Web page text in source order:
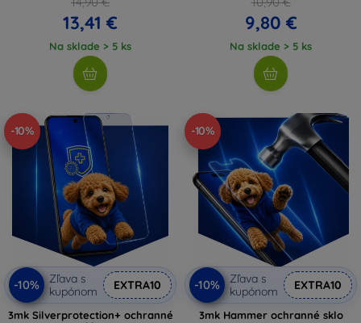
13,41 €
Na sklade > 5 ks
9,80 €
Na sklade > 5 ks
-10%
-10%
Zľava s
kupónom
EXTRA10
3mk Silverprotection+ ochranné
-10%
-10%
Zľava s
kupónom
EXTRA10
3mk Hammer ochranné sklo